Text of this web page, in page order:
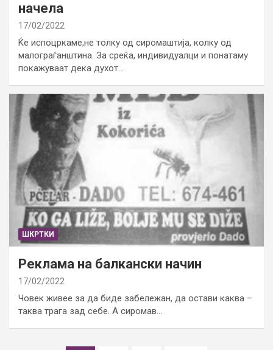
начела
17/02/2022
Ќе испоцркаме,не толку од сиромаштија, колку од
малограѓанштина. За среќа, индивидуалци и понатаму
покажуваат дека духот…
ШКРТКИ
Реклама на балкански начин
17/02/2022
Човек живее за да биде забележан, да остави каква –
таква трага зад себе. А сиромав…